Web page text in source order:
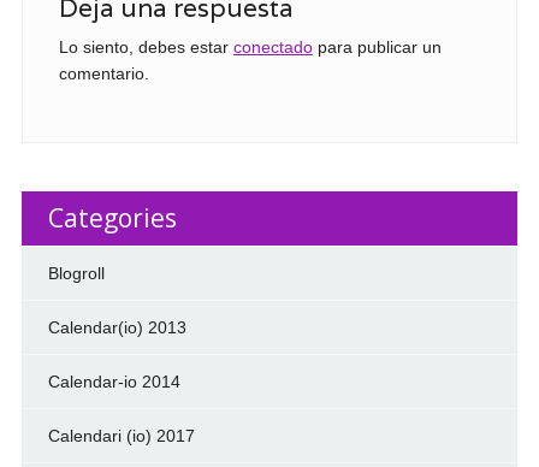
Deja una respuesta
Lo siento, debes estar conectadopara publicar un
comentario.
Categories
Blogroll
Calendar(io) 2013
Calendar-io 2014
Calendari (io) 2017